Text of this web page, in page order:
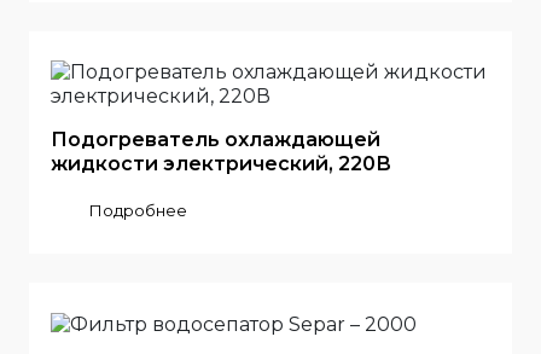
Подогреватель охлаждающей
жидкости электрический, 220В
Подробнее